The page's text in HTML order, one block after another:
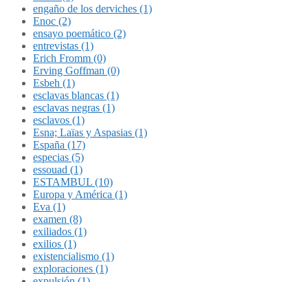
engaño de los derviches (1)
Enoc (2)
ensayo poemático (2)
entrevistas (1)
Erich Fromm (0)
Erving Goffman (0)
Esbeh (1)
esclavas blancas (1)
esclavas negras (1)
esclavos (1)
Esna; Laïas y Aspasias (1)
España (17)
especias (5)
essouad (1)
ESTAMBUL (10)
Europa y América (1)
Eva (1)
examen (8)
exiliados (1)
exilios (1)
existencialismo (1)
exploraciones (1)